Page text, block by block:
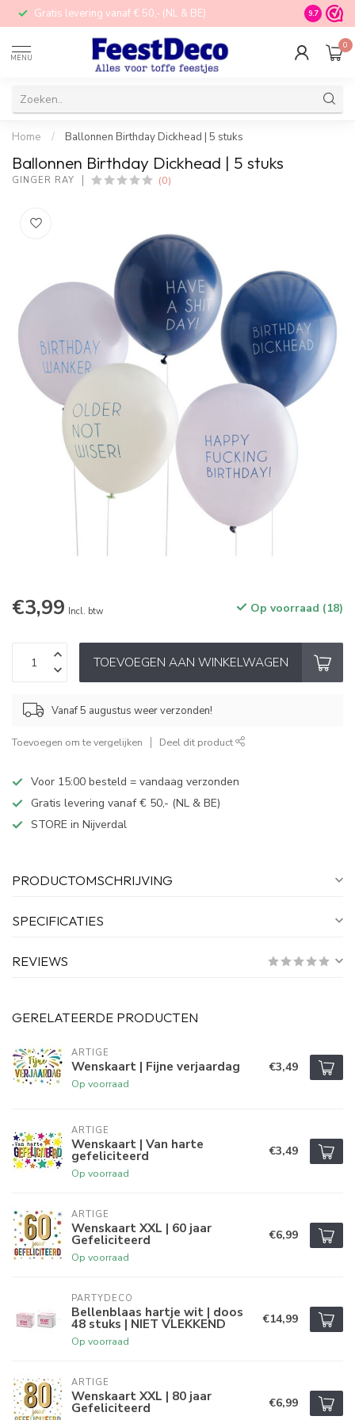
Gratis levering vanaf € 50,- (NL & BE) STORE in
9.7
MENU
0
Home / Ballonnen Birthday Dickhead | 5 stuks
Ballonnen Birthday Dickhead | 5 stuks
GINGER RAY (0)
€3,99 Incl. btw Op voorraad (18)
TOEVOEGEN AAN WINKELWAGEN
Vanaf 5 augustus weer verzonden!
Toevoegen om te vergelijken Deel dit product
Voor 15:00 besteld = vandaag verzonden
Gratis levering vanaf € 50,- (NL & BE)
STORE in Nijverdal
PRODUCTOMSCHRIJVING
SPECIFICATIES
REVIEWS
GERELATEERDE PRODUCTEN
ARTIGE
Wenskaart | Fijne verjaardag
Op voorraad
€3,49
ARTIGE
Wenskaart | Van harte
gefeliciteerd
Op voorraad
€3,49
ARTIGE
Wenskaart XXL | 60 jaar
Gefeliciteerd
Op voorraad
€6,99
PARTYDECO
Bellenblaas hartje wit | doos
48 stuks | NIET VLEKKEND
Op voorraad
€14,99
ARTIGE
Wenskaart XXL | 80 jaar
Gefeliciteerd €6,99